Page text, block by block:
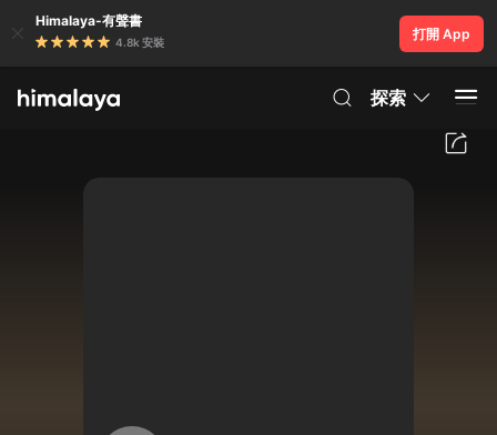
Himalaya-有聲書
4.8k 安裝
打開 App
探索